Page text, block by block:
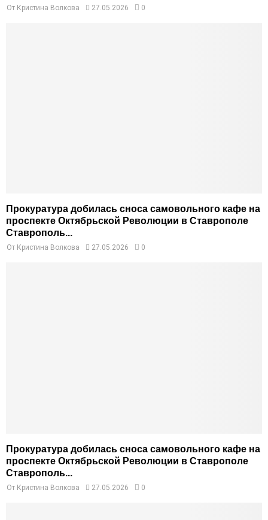
От Кристина Волкова 27.05.2026 0
Прокуратура добилась сноса самовольного кафе на
проспекте Октябрьской Революции в Ставрополе
Ставрополь...
От Кристина Волкова 27.05.2026 0
Прокуратура добилась сноса самовольного кафе на
проспекте Октябрьской Революции в Ставрополе
Ставрополь...
От Кристина Волкова 27.05.2026 0